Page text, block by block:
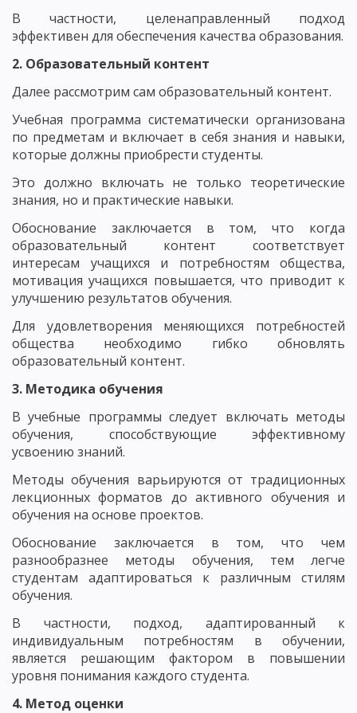
В частности, целенаправленный подход
эффективен для обеспечения качества образования.
2. Образовательный контент
Далее рассмотрим сам образовательный контент.
Учебная программа систематически организована
по предметам и включает в себя знания и навыки,
которые должны приобрести студенты.
Это должно включать не только теоретические
знания, но и практические навыки.
Обоснование заключается в том, что когда
образовательный контент соответствует
интересам учащихся и потребностям общества,
мотивация учащихся повышается, что приводит к
улучшению результатов обучения.
Для удовлетворения меняющихся потребностей
общества необходимо гибко обновлять
образовательный контент.
3. Методика обучения
В учебные программы следует включать методы
обучения, способствующие эффективному
усвоению знаний.
Методы обучения варьируются от традиционных
лекционных форматов до активного обучения и
обучения на основе проектов.
Обоснование заключается в том, что чем
разнообразнее методы обучения, тем легче
студентам адаптироваться к различным стилям
обучения.
В частности, подход, адаптированный к
индивидуальным потребностям в обучении,
является решающим фактором в повышении
уровня понимания каждого студента.
4. Метод оценки